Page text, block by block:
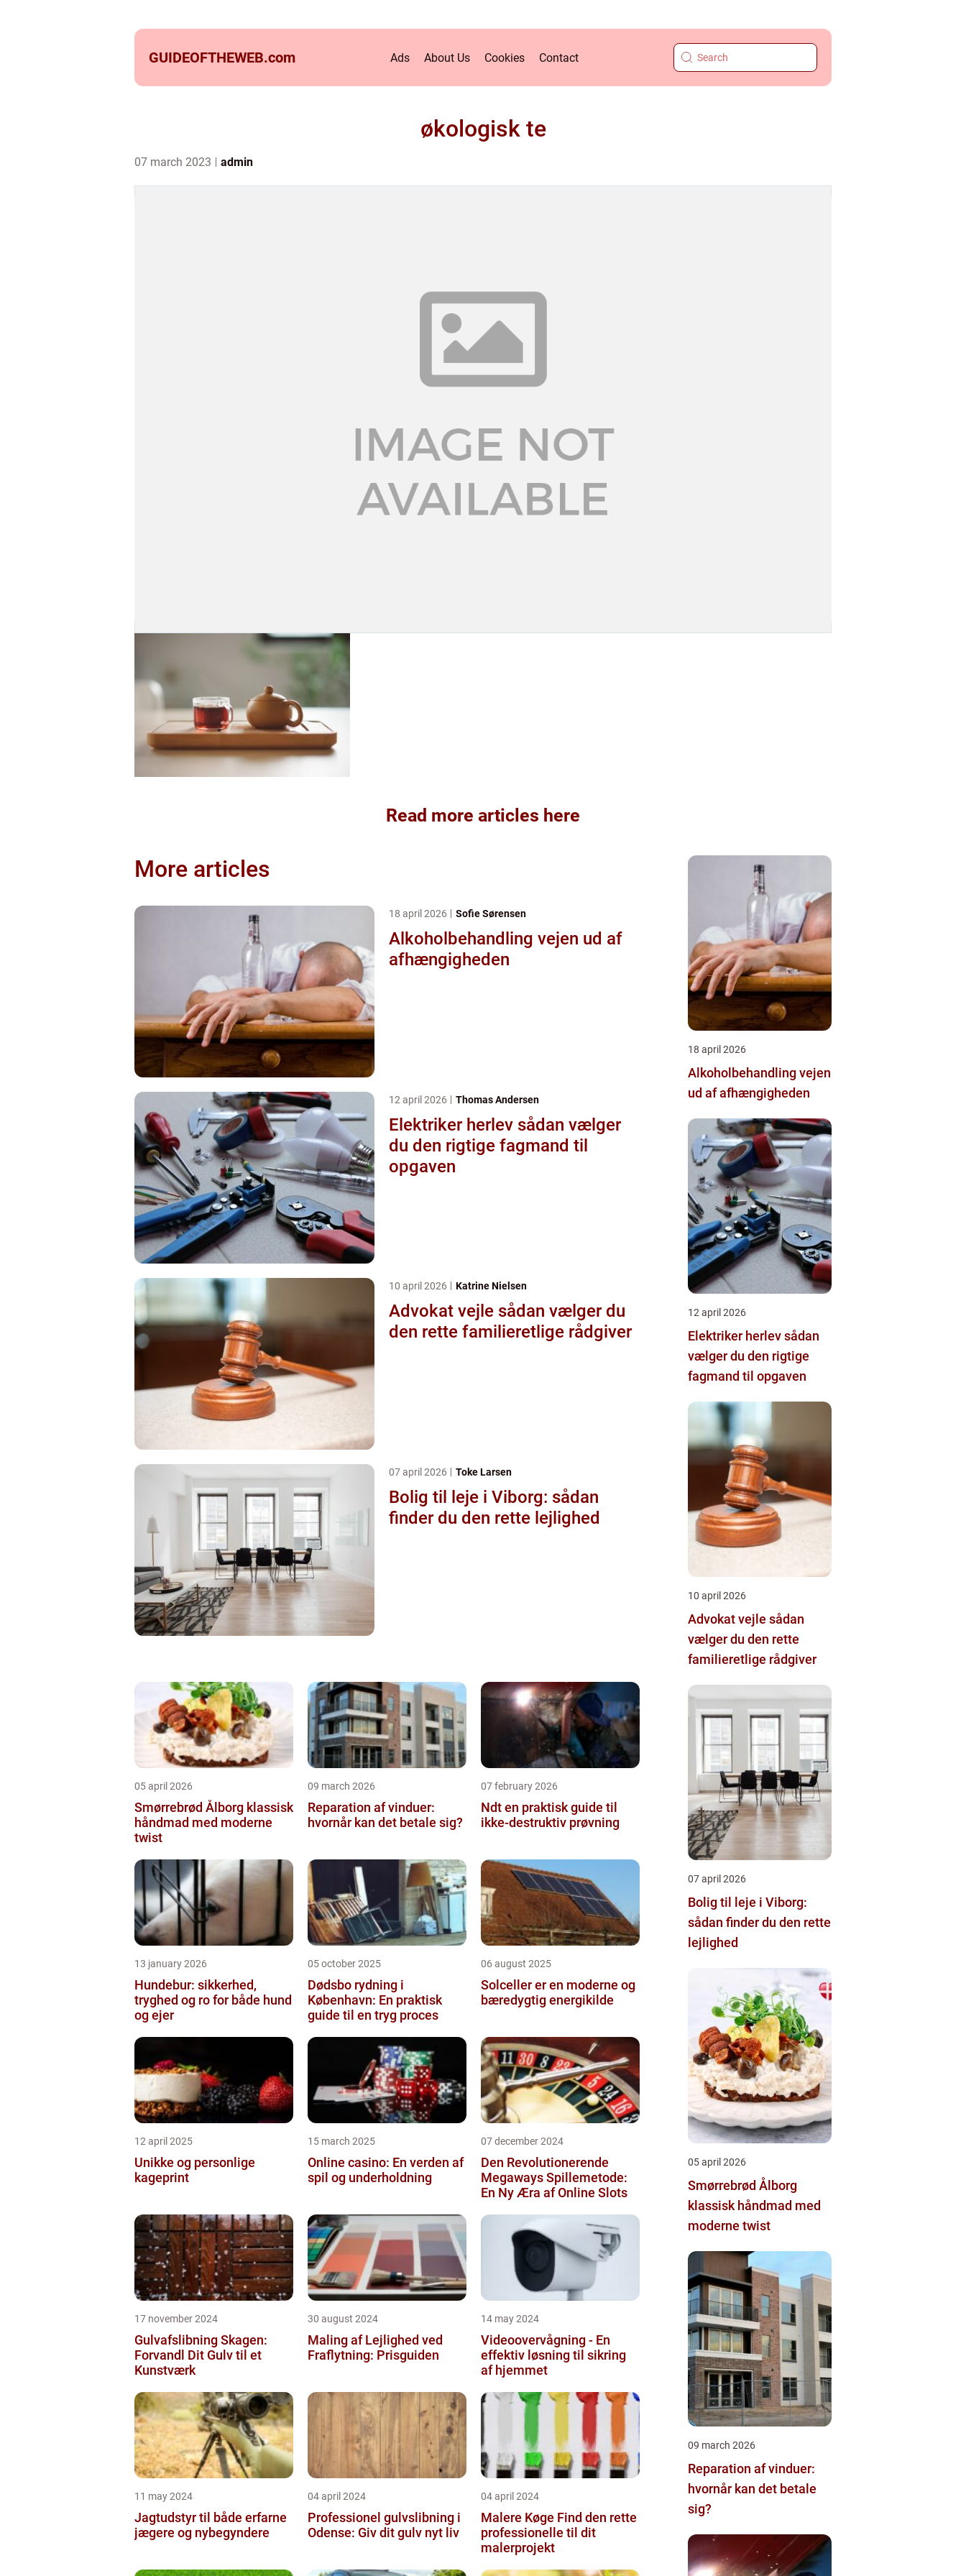
GUIDEOFTHEWEB.com Ads About Us Cookies Contact
økologisk te
07 march 2023 admin
Read more articles here
More articles
18 april 2026 Sofie Sørensen
Alkoholbehandling vejen ud af
afhængigheden
12 april 2026 Thomas Andersen
Elektriker herlev sådan vælger
du den rigtige fagmand til
opgaven
10 april 2026 Katrine Nielsen
Advokat vejle sådan vælger du
den rette familieretlige rådgiver
07 april 2026 Toke Larsen
Bolig til leje i Viborg: sådan
finder du den rette lejlighed
05 april 2026
Smørrebrød Ålborg klassisk
håndmad med moderne
twist
09 march 2026
Reparation af vinduer:
hvornår kan det betale sig?
07 february 2026
Ndt en praktisk guide til
ikke-destruktiv prøvning
13 january 2026
Hundebur: sikkerhed,
tryghed og ro for både hund
og ejer
05 october 2025
Dødsbo rydning i
København: En praktisk
guide til en tryg proces
06 august 2025
Solceller er en moderne og
bæredygtig energikilde
12 april 2025
Unikke og personlige
kageprint
15 march 2025
Online casino: En verden af
spil og underholdning
07 december 2024
Den Revolutionerende
Megaways Spillemetode:
En Ny Æra af Online Slots
17 november 2024
Gulvafslibning Skagen:
Forvandl Dit Gulv til et
Kunstværk
30 august 2024
Maling af Lejlighed ved
Fraflytning: Prisguiden
14 may 2024
Videoovervågning - En
effektiv løsning til sikring
af hjemmet
11 may 2024
Jagtudstyr til både erfarne
jægere og nybegyndere
04 april 2024
Professionel gulvslibning i
Odense: Giv dit gulv nyt liv
04 april 2024
Malere Køge Find den rette
professionelle til dit
malerprojekt
18 april 2026
Alkoholbehandling vejen
ud af afhængigheden
12 april 2026
Elektriker herlev sådan
vælger du den rigtige
fagmand til opgaven
10 april 2026
Advokat vejle sådan
vælger du den rette
familieretlige rådgiver
07 april 2026
Bolig til leje i Viborg:
sådan finder du den rette
lejlighed
05 april 2026
Smørrebrød Ålborg
klassisk håndmad med
moderne twist
09 march 2026
Reparation af vinduer:
hvornår kan det betale
sig?